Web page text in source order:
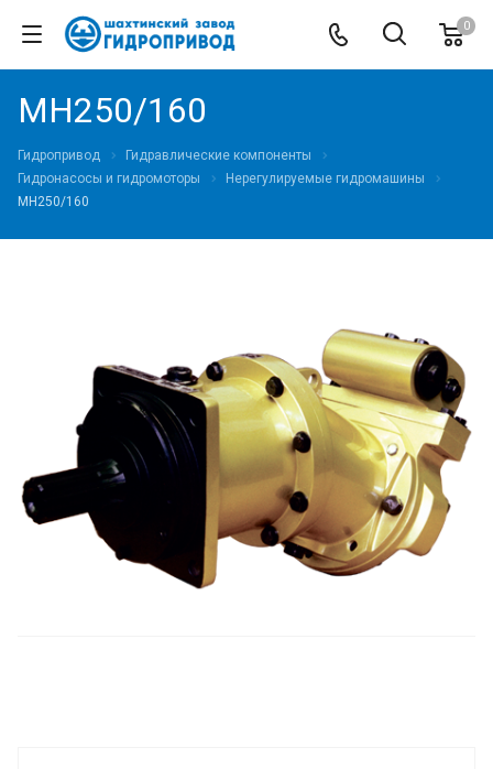
0
МН250/160
Гидропривод
Гидравлические компоненты
Гидронасосы и гидромоторы
Нерегулируемые гидромашины
МН250/160